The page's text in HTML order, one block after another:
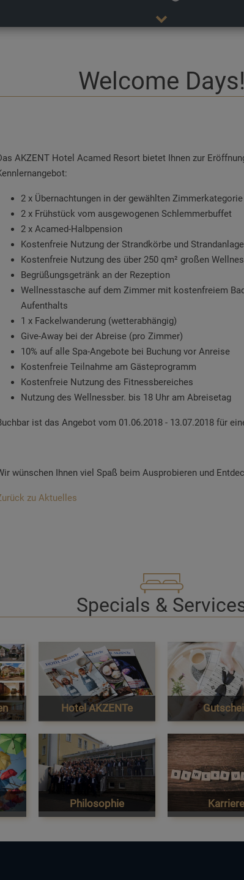
Welcome Days!
AKZENT Hotel Acamed Resort bietet Ihnen zur
2 x Übernachtungen in der gewählten Zimmerkategorie
2 x Frühstück vom ausgewogenen Schlemmerbuffet
2 x Acamed-Halbpension
Kostenfreie Nutzung der Strandkörbe und
Kostenfreie Nutzung des über 250 qm² großen
Begrüßungsgetränk an der Rezeption
Wellnesstasche auf dem Zimmer mit kostenfreiem
Aufenthalts
1 x Fackelwanderung (wetterabhängig)
Give-Away bei der Abreise (pro Zimmer)
10% auf alle Spa-Angebote bei Buchung vor Anreise
Kostenfreie Teilnahme am Gästeprogramm
Kostenfreie Nutzung des Fitnessbereiches
Nutzung des Wellnessber. bis 18 Uhr am Abreisetag
ist das Angebot vom 01.06.2018 - 13.07.2018 für
wünschen Ihnen viel Spaß beim Ausprobieren und
zu Aktuelles
Specials &
Hotel AKZENTe
Philosophie Karriere